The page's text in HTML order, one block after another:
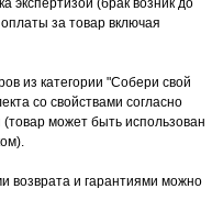
экспертизой (брак возник до
за товар включая
из категории "Собери свой
со свойствами согласно
может быть использован
возврата и гарантиями можно